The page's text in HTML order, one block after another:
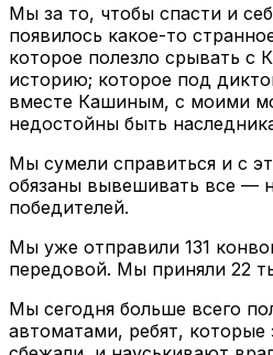
Мы за то, чтобы спасти и
появилось какое-то
которое полезло срывать
историю; которое под
вместе Кашиным, с моими
недостойны быть
Мы сумели справиться и с
обязаны вывешивать все —
победителей.
Мы уже отправили 131
передовой. Мы приняли 22
Мы сегодня больше всего
автоматами, ребят,